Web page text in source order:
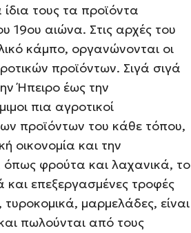
τους τα προϊόντα
19ου αιώνα. Στις αρχές του
κάμπο, οργανώνονται οι
προϊόντων. Σιγά σιγά
Ήπειρο έως την
πια αγροτικοί
προϊόντων του κάθε τόπου,
οικονομία και την
όπως φρούτα και λαχανικά, το
και επεξεργασμένες τροφές
μαρμελάδες, είναι
πωλούνται από τους